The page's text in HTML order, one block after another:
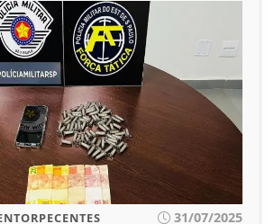
31/07/2025